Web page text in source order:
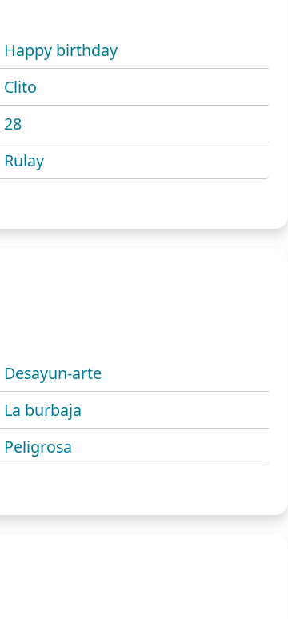
Happy birthday
Clito
28
Rulay
Desayun-arte
La burbaja
Peligrosa